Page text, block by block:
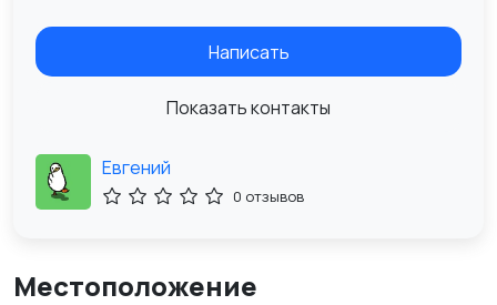
Написать
Показать контакты
Евгений
0 отзывов
Местоположение